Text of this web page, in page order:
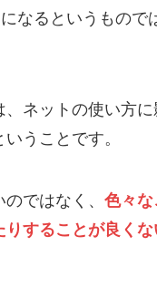
なるというもので
、ネットの使い方
うことです。
ではなく、 色々
りすることが良くな